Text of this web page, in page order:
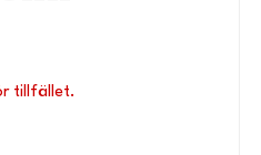
tillfället.